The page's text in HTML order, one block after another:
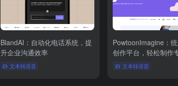
BlandAI：自动化电话系统，提
升企业沟通效率
文本转语音
PowtoonImagine：
创作平台，轻松制作
文本转语音